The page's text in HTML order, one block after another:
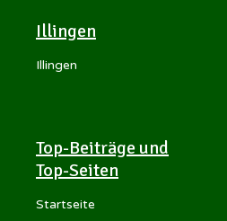
Illingen
Illingen
Top-Beiträge und
Top-Seiten
Startseite